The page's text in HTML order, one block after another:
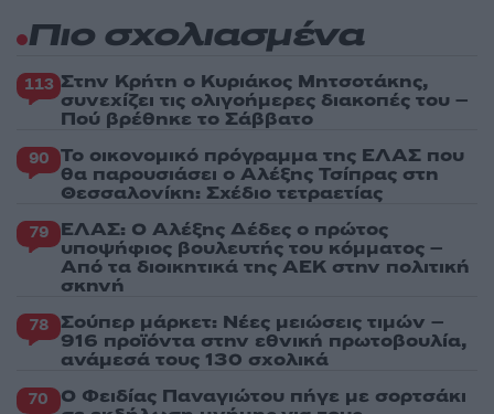
Πιο σχολιασμένα
113 Στην Κρήτη ο Κυριάκος Μητσοτάκης,
συνεχίζει τις ολιγοήμερες διακοπές του –
Πού βρέθηκε το Σάββατο
90 Το οικονομικό πρόγραμμα της ΕΛΑΣ που
θα παρουσιάσει ο Αλέξης Τσίπρας στη
Θεσσαλονίκη: Σχέδιο τετραετίας
79 ΕΛΑΣ: Ο Αλέξης Δέδες ο πρώτος
υποψήφιος βουλευτής του κόμματος –
Από τα διοικητικά της ΑΕΚ στην πολιτική
σκηνή
78 Σούπερ μάρκετ: Νέες μειώσεις τιμών –
916 προϊόντα στην εθνική πρωτοβουλία,
ανάμεσά τους 130 σχολικά
70 Ο Φειδίας Παναγιώτου πήγε με σορτσάκι